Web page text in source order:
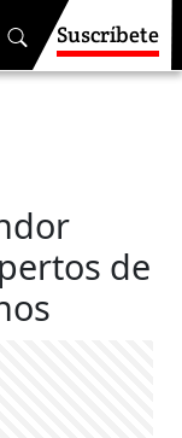
Suscríbete
de